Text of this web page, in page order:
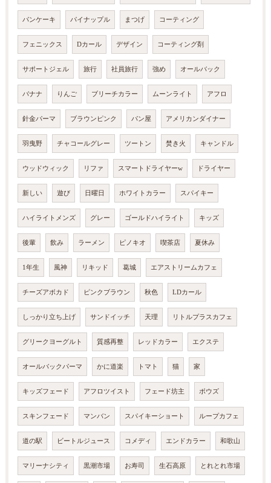
パンケーキ パイナップル まつげ コーティング
フェニックス Dカール デザイン コーティング剤
サポートジェル 旅行 社員旅行 強め オールバック
バナナ りんご ブリーチカラー ムーンライト アフロ
針金パーマ ブラウンピンク パン屋 アメリカンダイナー
羽曳野 チャコールグレー ツートン 焚き火 キャンドル
ウッドウィック リファ スマートドライヤーw ドライヤー
新しい 遊び 日曜日 ホワイトカラー スパイキー
ハイライトメンズ グレー ゴールドハイライト キッズ
後輩 飲み ラーメン ピノキオ 喫茶店 夏休み
1年生 風神 リキッド 葛城 エアストリームカフェ
チーズアボカド ピンクブラウン 秋色 LDカール
しっかり立ち上げ サンドイッチ 天理 リトルプラスカフェ
グリークヨーグルト 質感再整 レッドカラー エクステ
オールバックパーマ かに道楽 トマト 猫 家
キッズフェード アフロツイスト フェード坊主 ボウズ
スキンフェード マンバン スパイキーショート ループカフェ
道の駅 ビートルジュース コメディ エンドカラー 和歌山
マリーナシティ 黒潮市場 お寿司 生石高原 とれとれ市場